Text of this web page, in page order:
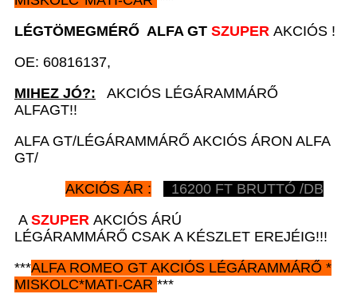
LÉGTÖMEGMÉRŐ ALFA GT SZUPER AKCIÓS !
OE: 60816137,
MIHEZ JÓ?: AKCIÓS LÉGÁRAMMÁRŐ
ALFAGT!!
ALFA GT/LÉGÁRAMMÁRŐ AKCIÓS ÁRON ALFA
GT/
AKCIÓS ÁR :
16200 FT BRUTTÓ /DB
A SZUPER AKCIÓS ÁRÚ
LÉGÁRAMMÁRŐ CSAK A KÉSZLET EREJÉIG!!!
***ALFA ROMEO GT AKCIÓS LÉGÁRAMMÁRŐ *
MISKOLC*MATI-CAR ***